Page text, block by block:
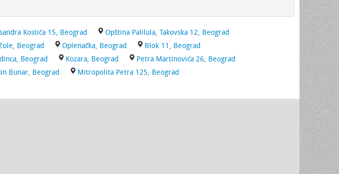
Kostića 15, Beograd
Opština Palilula, Takovska 12, Beograd
Beograd Oplenačka, Beograd
Blok 11, Beograd
Beograd Kozara, Beograd
Petra Martinovića 26, Beograd
Bunar, Beograd Mitropolita Petra 125, Beograd